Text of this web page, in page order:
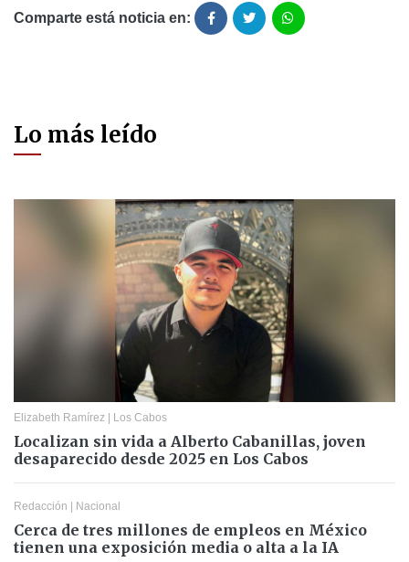
Comparte está noticia en:
Lo más leído
Elizabeth Ramírez | Los Cabos
Localizan sin vida a Alberto Cabanillas, joven
desaparecido desde 2025 en Los Cabos
Redacción | Nacional
Cerca de tres millones de empleos en México
tienen una exposición media o alta a la IA